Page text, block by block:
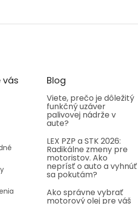
vás Blog
Viete, prečo je dôležitý
funkčný uzáver
palivovej nádrže v
aute?
LEX PZP a STK 2026:
Radikálne zmeny pre
motoristov. Ako
neprísť o auto a vyhnúť
sa pokutám?
Ako správne vybrať
motorový olej pre váš